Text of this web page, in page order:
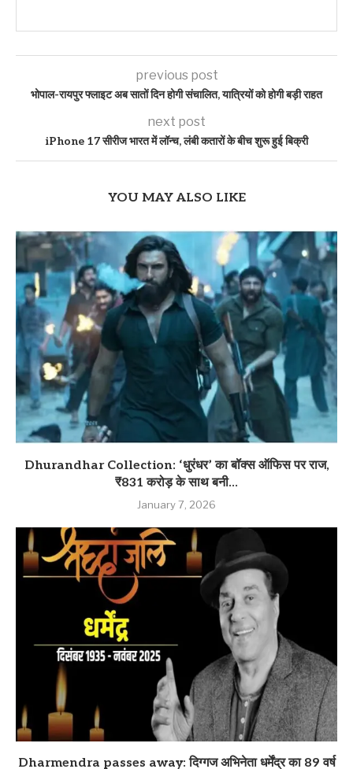
previous post
भोपाल-रायपुर फ्लाइट अब सातों दिन होगी संचालित, यात्रियों को होगी बड़ी राहत
next post
iPhone 17 सीरीज भारत में लॉन्च, लंबी कतारों के बीच शुरू हुई बिक्री
YOU MAY ALSO LIKE
Dhurandhar Collection: ‘धुरंधर’ का बॉक्स ऑफिस पर राज,
₹831 करोड़ के साथ बनी...
January 7, 2026
Dharmendra passes away: दिग्गज अभिनेता धर्मेंद्र का 89 वर्ष